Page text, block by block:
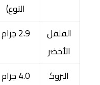
النوع)
الفلفل
الأخضر
2.9 جرام
البروك
4.0 جرام